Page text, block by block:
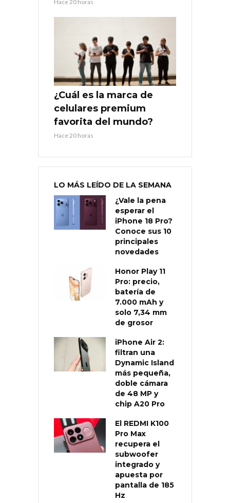
Hace 20 horas
¿Cuál es la marca de
celulares premium
favorita del mundo?
Hace 20 horas
LO MÁS LEÍDO DE LA SEMANA
¿Vale la pena
esperar el
iPhone 18 Pro?
Conoce sus 10
principales
novedades
Honor Play 11
Pro: precio,
batería de
7.000 mAh y
solo 7,34 mm
de grosor
iPhone Air 2:
filtran una
Dynamic Island
más pequeña,
doble cámara
de 48 MP y
chip A20 Pro
El REDMI K100
Pro Max
recupera el
subwoofer
integrado y
apuesta por
pantalla de 185
Hz